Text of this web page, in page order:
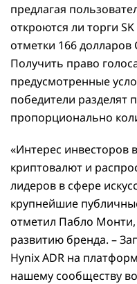
предлагая
откроются ли торги
отметки 166
Получить право
предусмотренные
победители разделят
пропорционально
«Интерес инвесторов
криптовалют и
лидеров в сфере
крупнейшие
отметил Пабло Монти,
развитию бренда. –
Hynix ADR на
нашему сообществу